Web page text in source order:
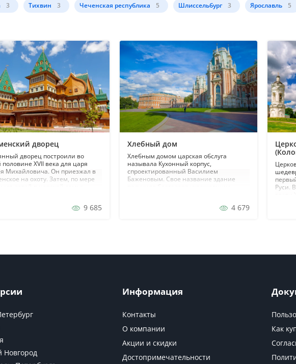
3 Тихвин 3 Чеченская республика 5 Шлиссельбург 3 Ярославль 5
дворец
9 685
дворец построили во
половине XVII века для царя
Михайловича. Он приезжал в
на охоту. Затем, по мере
Хлебный дом
4 679
Хлебным домом царская обслуга
называла Кухонный корпус,
спроектированный Василием
Баженовым. Свое название здание
размещались вензеля, составленные
Руси.
Новгород
Информация
Контакты
О компании
Акции и скидки
Достопримечательности
Как